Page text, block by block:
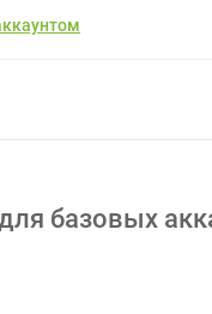
базовых